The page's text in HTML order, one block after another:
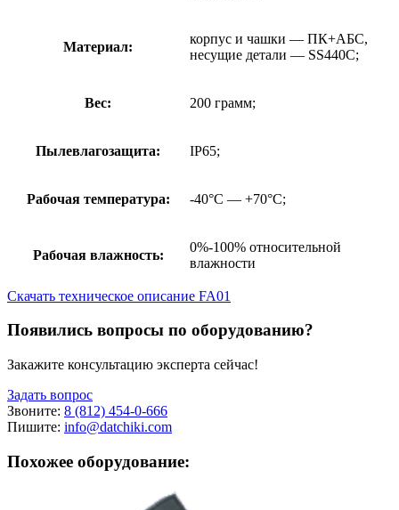
Материал:
корпус и чашки — ПК+АБС,
несущие детали — SS440C;
Вес: 200 грамм;
Пылевлагозащита: IP65;
Рабочая температура: -40°C — +70°C;
Рабочая влажность:
0%-100% относительной
влажности
Скачать техническое описание FA01
Появились вопросы по оборудованию?
Закажите консультацию эксперта сейчас!
Задать вопрос
Звоните: 8 (812) 454-0-666
Пишите: info@datchiki.com
Похожее оборудование: